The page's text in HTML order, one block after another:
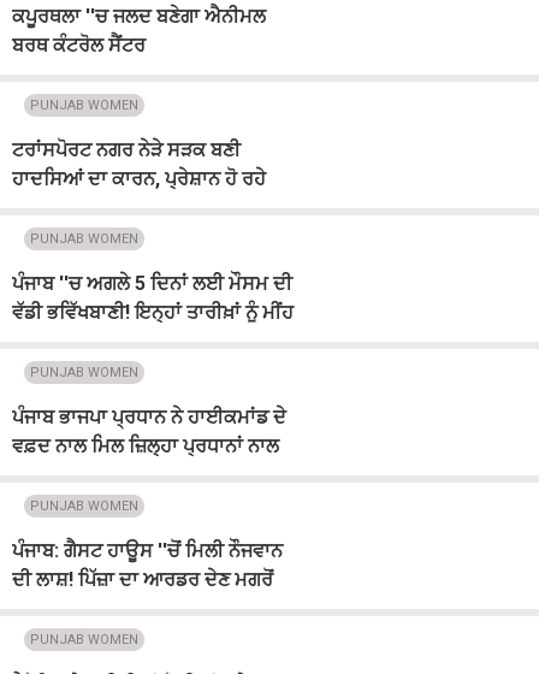
ਕਪੂਰਥਲਾ ''ਚ ਜਲਦ ਬਣੇਗਾ ਐਨੀਮਲ
ਬਰਥ ਕੰਟਰੋਲ ਸੈਂਟਰ
PUNJAB WOMEN
ਟਰਾਂਸਪੋਰਟ ਨਗਰ ਨੇੜੇ ਸੜਕ ਬਣੀ
ਹਾਦਸਿਆਂ ਦਾ ਕਾਰਨ, ਪ੍ਰੇਸ਼ਾਨ ਹੋ ਰਹੇ
PUNJAB WOMEN
ਪੰਜਾਬ ''ਚ ਅਗਲੇ 5 ਦਿਨਾਂ ਲਈ ਮੌਸਮ ਦੀ
ਵੱਡੀ ਭਵਿੱਖਬਾਣੀ! ਇਨ੍ਹਾਂ ਤਾਰੀਖ਼ਾਂ ਨੂੰ ਮੀਂਹ
PUNJAB WOMEN
ਪੰਜਾਬ ਭਾਜਪਾ ਪ੍ਰਧਾਨ ਨੇ ਹਾਈਕਮਾਂਡ ਦੇ
ਵਫ਼ਦ ਨਾਲ ਮਿਲ ਜ਼ਿਲ੍ਹਾ ਪ੍ਰਧਾਨਾਂ ਨਾਲ
PUNJAB WOMEN
ਪੰਜਾਬ: ਗੈਸਟ ਹਾਊਸ ''ਚੋਂ ਮਿਲੀ ਨੌਜਵਾਨ
ਦੀ ਲਾਸ਼! ਪਿੱਜ਼ਾ ਦਾ ਆਰਡਰ ਦੇਣ ਮਗਰੋਂ
PUNJAB WOMEN